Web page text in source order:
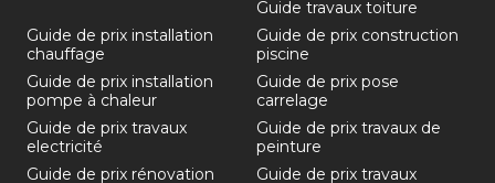
Guide travaux toiture
Guide de prix installation
chauffage
Guide de prix installation
pompe à chaleur
Guide de prix travaux
electricité
Guide de prix rénovation
Guide de prix construction
piscine
Guide de prix pose
carrelage
Guide de prix travaux de
peinture
Guide de prix travaux